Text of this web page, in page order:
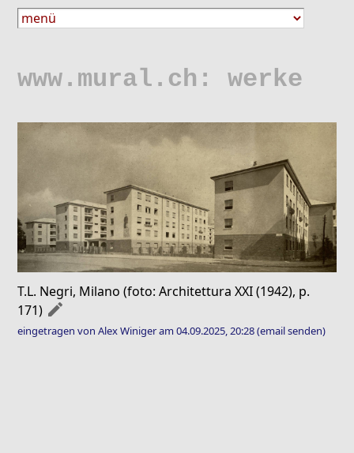
www.mural.ch: werke
T.L. Negri, Milano (foto: Architettura XXI (1942), p.
171) mode_edit
eingetragen von Alex Winiger am 04.09.2025, 20:28(email senden)